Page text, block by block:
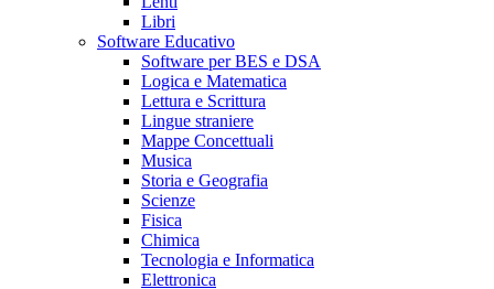
Libri
Software Educativo
Software per BES e DSA
Logica e Matematica
Lettura e Scrittura
Lingue straniere
Mappe Concettuali
Musica
Storia e Geografia
Scienze
Fisica
Chimica
Tecnologia e Informatica
Elettronica